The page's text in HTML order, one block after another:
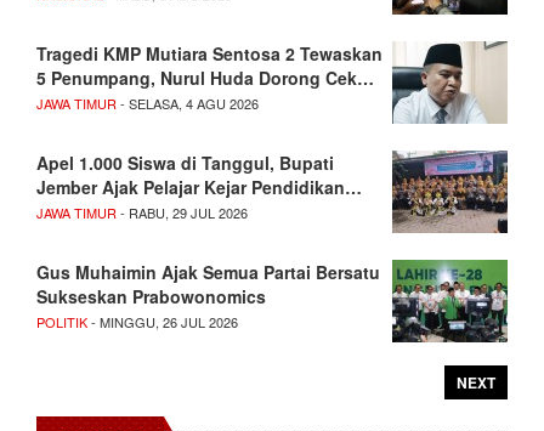
Tragedi KMP Mutiara Sentosa 2 Tewaskan
5 Penumpang, Nurul Huda Dorong Cek…
JAWA TIMUR - SELASA, 4 AGU 2026
Apel 1.000 Siswa di Tanggul, Bupati
Jember Ajak Pelajar Kejar Pendidikan…
JAWA TIMUR - RABU, 29 JUL 2026
Gus Muhaimin Ajak Semua Partai Bersatu
Sukseskan Prabowonomics
POLITIK- MINGGU, 26 JUL 2026
NEXT